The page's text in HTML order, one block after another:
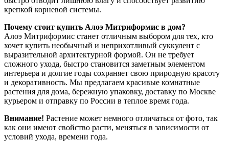
крепкой корневой системы.
Почему стоит купить Алоэ Митриформис в дом?
Алоэ Митриформис станет отличным выбором для тех, кто
хочет купить необычный и неприхотливый суккулент с
выразительной архитектурной формой. Он не требует
сложного ухода, быстро становится заметным элементом
интерьера и долгие годы сохраняет свою природную красоту
и декоративность. Мы предлагаем красивые комнатные
растения для дома, бережную упаковку, доставку по Москве
курьером и отправку по России в теплое время года.
Внимание! Растение может немного отличаться от фото, так
как они имеют свойство расти, меняться в зависимости от
условий ухода, времени года.